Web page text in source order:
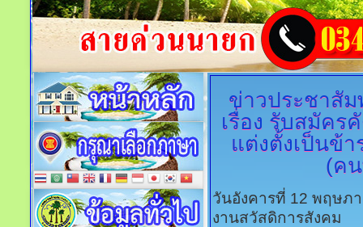
ข่าวประชาสั
เรื่อง รับสมัคร
แต่งตั้งเป็นข้
(ค
วันอังคารที่ 12 พฤษภ
งานสวัสดิการสังคม